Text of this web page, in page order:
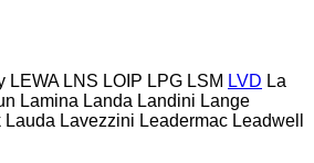
LEWA LNS LOIP LPG LSM LVD La
Lamina Landa Landini Lange
Lauda Lavezzini Leadermac Leadwell